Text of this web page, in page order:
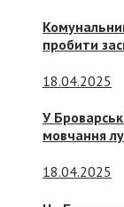
пробити
18.04.2025
У
мовчання
18.04.2025